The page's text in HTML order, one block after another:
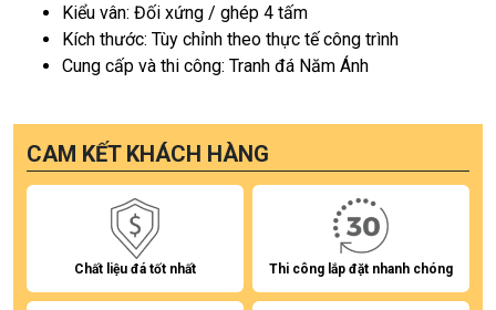
Kiểu vân: Đối xứng / ghép 4 tấm
Kích thước: Tùy chỉnh theo thực tế công trình
Cung cấp và thi công: Tranh đá Năm Ánh
CAM KẾT KHÁCH HÀNG
Chất liệu đá tốt nhất Thi công lắp đặt nhanh chóng